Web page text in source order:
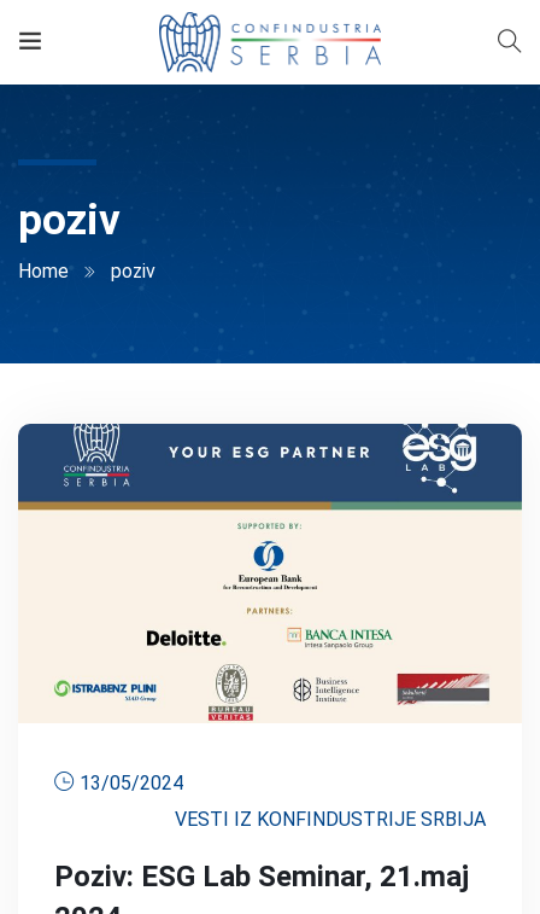
poziv
Home poziv
13/05/2024
VESTI IZ KONFINDUSTRIJE SRBIJA
Poziv: ESG Lab Seminar, 21.maj